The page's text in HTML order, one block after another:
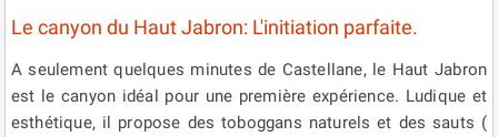
Le canyon du Haut Jabron: L'initiation parfaite.
A seulement quelques minutes de Castellane, le Haut Jabron
est le canyon idéal pour une première expérience. Ludique et
esthétique, il propose des toboggans naturels et des sauts (